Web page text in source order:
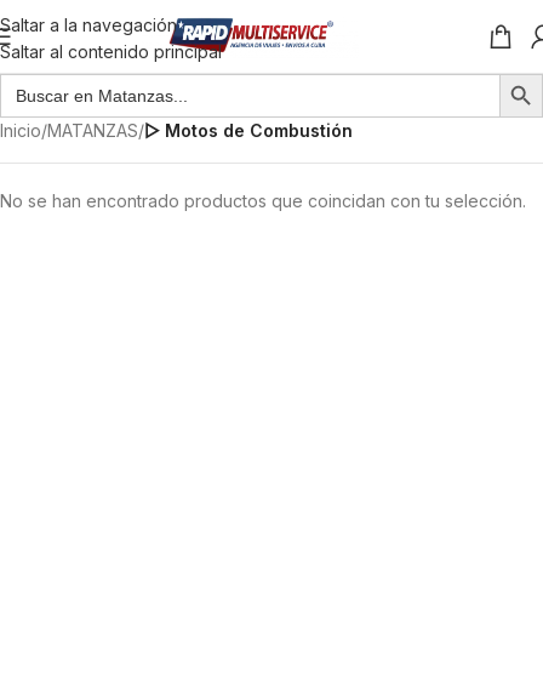
Saltar a la navegación
Saltar al contenido principal
Inicio/MATANZAS/▷ Motos de Combustión
No se han encontrado productos que coincidan con tu selección.